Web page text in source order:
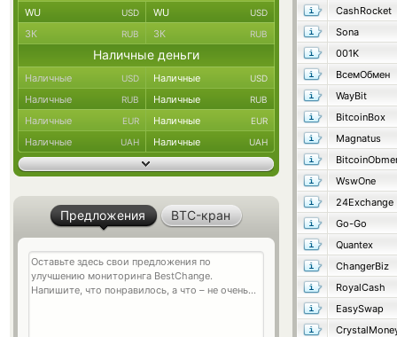
CashRocket
Sona
001K
ВсемОбмен
WayBit
BitcoinBox
Magnatus
WswOne
24Exchange
Go-Go
Quantex
ChangerBiz
RoyalCash
EasySwap
WU USD WU USD
ЗК RUB ЗК RUB
Наличные деньги
Наличные USD Наличные USD
Наличные RUB Наличные RUB
Наличные EUR Наличные EUR
Наличные UAH Наличные UAH
Предложения BTC-кран